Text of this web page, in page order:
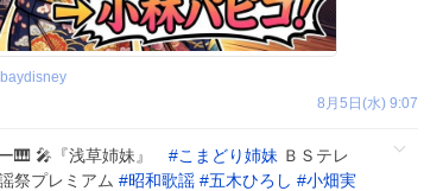
8月5日(水) 9:07
🎹 🎤『浅草姉妹』 #こまどり姉妹 ＢＳテレ
祭プレミアム #昭和歌謡 #五木ひろし #小畑実